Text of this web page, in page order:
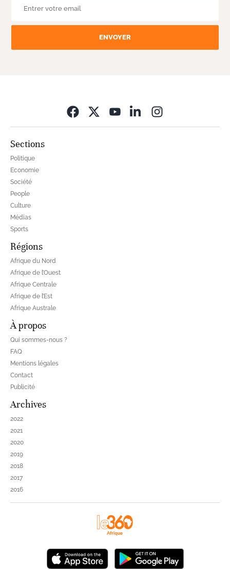
ENVOYER
Sections
Politique
Economie
Société
People
Culture
Médias
Sports
Régions
Afrique du Nord
Afrique de l’Ouest
Afrique Centrale
Afrique de l’Est
Afrique Australe
À propos
Qui sommes-nous ?
FAQ
Mentions légales
Contact
Publicité
Archives
2022
2021
2020
2019
2018
2017
2016